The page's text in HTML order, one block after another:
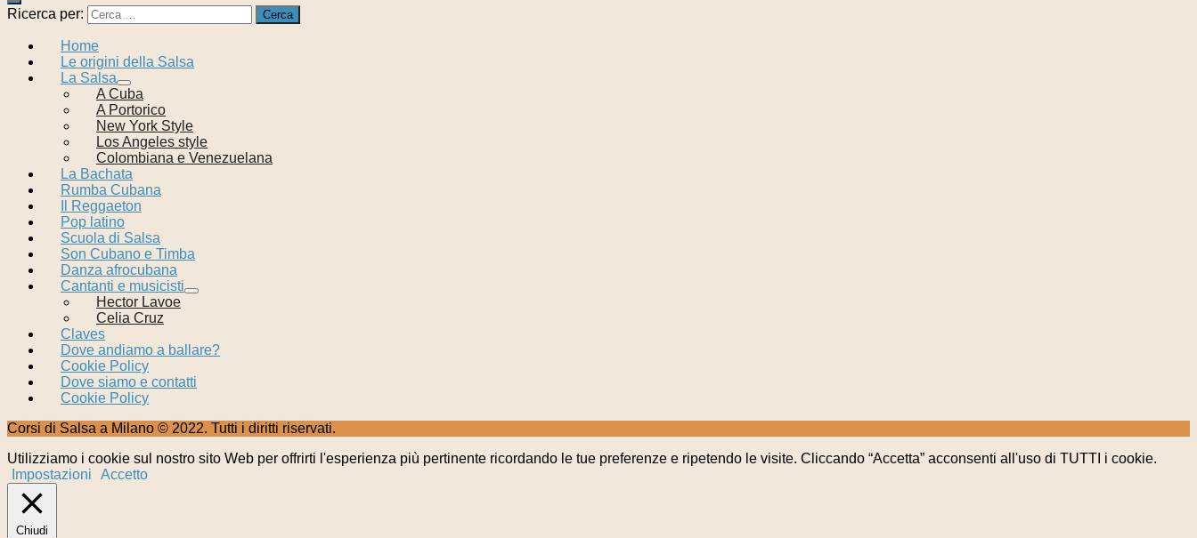
Ricerca per:
Home
Le origini della Salsa
La Salsa
A Cuba
A Portorico
New York Style
Los Angeles style
Colombiana e Venezuelana
La Bachata
Rumba Cubana
Il Reggaeton
Pop latino
Scuola di Salsa
Son Cubano e Timba
Danza afrocubana
Cantanti e musicisti
Hector Lavoe
Celia Cruz
Claves
Dove andiamo a ballare?
Cookie Policy
Dove siamo e contatti
Cookie Policy
Corsi di Salsa a Milano © 2022. Tutti i diritti riservati.
Utilizziamo i cookie sul nostro sito Web per offrirti l'esperienza più pertinente ricordando le tue preferenze e ripetendo le visite. Cliccando “Accetta” acconsenti all'uso di TUTTI i cookie.
Impostazioni
Accetto
Chiudi